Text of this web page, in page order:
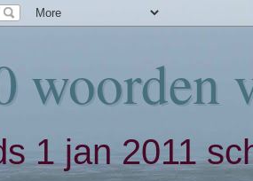
woorden
1 jan 2011